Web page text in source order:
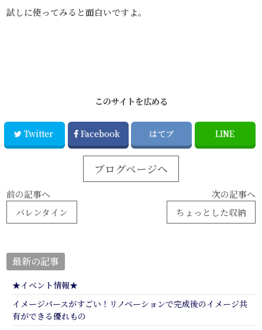
試しに使ってみると面白いですよ。
このサイトを広める
Twitter Facebook はてブ LINE
ブログページへ
前の記事へ
バレンタイン
次の記事へ
ちょっとした収納
最新の記事
★イベント情報★
イメージパースがすごい！リノベーションで完成後のイメージ共
有ができる優れもの